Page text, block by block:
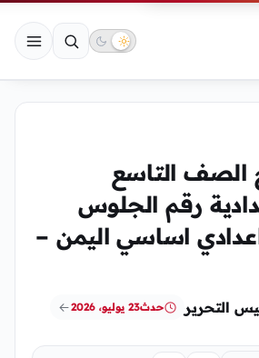
الصف التاسع
رقم الجلوس
اعدادي اساسي اليمن –
التحرير حدث23 يوليو، 2026